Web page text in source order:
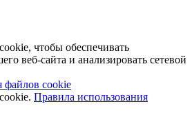
чтобы обеспечивать
веб-сайта и анализировать сетевой
файлов cookie
Правила использования